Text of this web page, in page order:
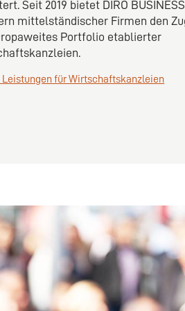
Seit 2019 bietet DIRO
mittelständischer Firmen den
Portfolio etablierter
Leistungen für Wirtschaftskanzleien